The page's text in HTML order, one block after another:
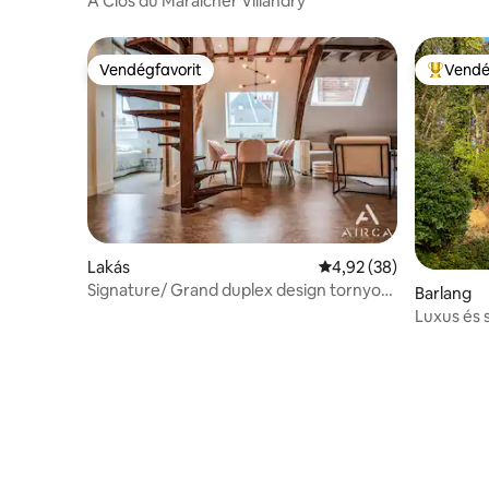
Vendégfavorit
Vendégfavorit
Lakás Átlagos értékelés: 5/
4,92 (38)
Signature/ Grand duplex design tornyok
Kiemelt
Barlang
Luxus és